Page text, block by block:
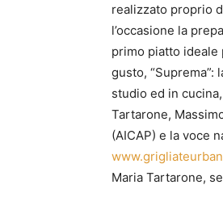
realizzato proprio
l’occasione la
primo piatto ideale
gusto,
studio ed in
Tartarone,
(AICAP) e la voce
Maria Tartarone,